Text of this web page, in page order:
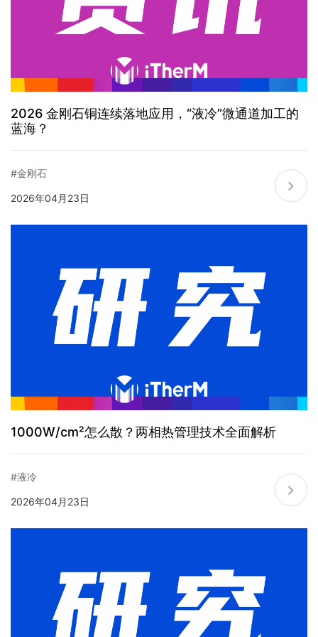
2026 金刚石铜连续落地应用，“液冷”微通道加工的
蓝海？
#金刚石
2026年04月23日
1000W/cm²怎么散？两相热管理技术全面解析
#液冷
2026年04月23日